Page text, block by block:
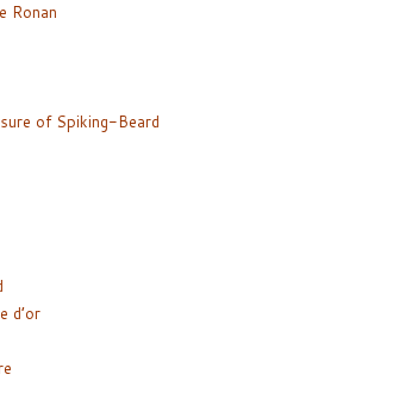
Ronan
of Spiking-Beard
d’or